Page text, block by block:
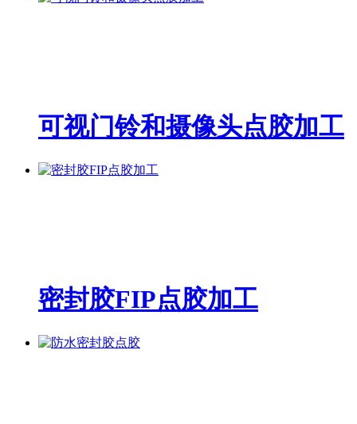
可视门铃和摄像头点胶加工
密封胶FIP点胶加工